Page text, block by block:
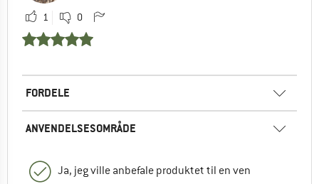
1 0
FORDELE
ANVENDELSESOMRÅDE
Ja, jeg ville anbefale produktet til en ven